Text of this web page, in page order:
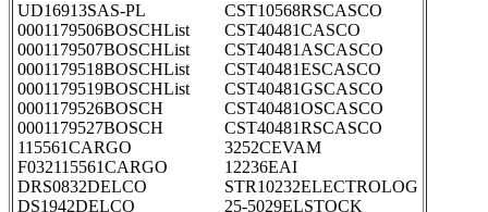
UD16913SAS-PL
0001179506BOSCHList
0001179507BOSCHList
0001179518BOSCHList
0001179519BOSCHList
0001179526BOSCH
0001179527BOSCH
115561CARGO
F032115561CARGO
DRS0832DELCO
DS1942DELCO
CST10568RSCASCO
CST40481CASCO
CST40481ASCASCO
CST40481ESCASCO
CST40481GSCASCO
CST40481OSCASCO
CST40481RSCASCO
3252CEVAM
12236EAI
STR10232ELECTROLOG
25-5029ELSTOCK